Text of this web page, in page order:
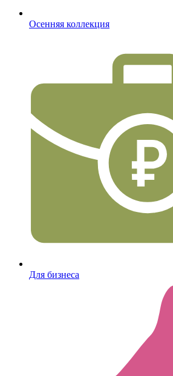
Осенняя коллекция
Для бизнеса